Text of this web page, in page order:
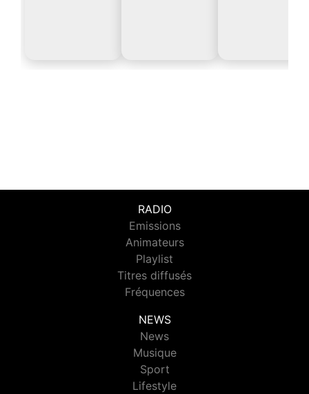
RADIO
Emissions
Animateurs
Playlist
Titres diffusés
Fréquences
NEWS
News
Musique
Sport
Lifestyle